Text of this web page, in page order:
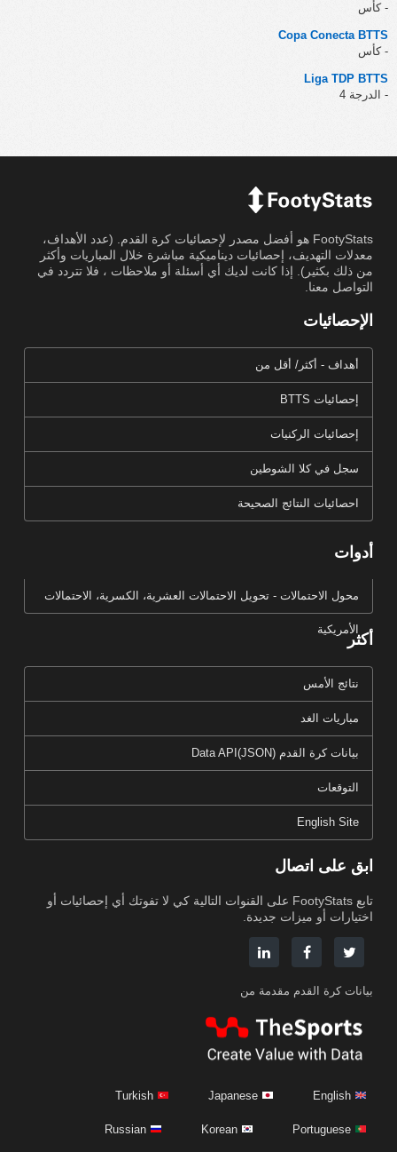
- كأس
Copa Conecta BTTS
- كأس
Liga TDP BTTS
- الدرجة 4
FootyStats هو أفضل مصدر لإحصائيات كرة القدم. (عدد الأهداف،
معدلات التهديف، إحصائيات ديناميكية مباشرة خلال المباريات وأكثر
من ذلك بكثير). إذا كانت لديك أي أسئلة أو ملاحظات ، فلا تتردد في
التواصل معنا.
الإحصائيات
أهداف - أكثر/ أقل من
إحصائيات BTTS
إحصائيات الركنيات
سجل في كلا الشوطين
احصائيات النتائج الصحيحة
أدوات
محول الاحتمالات - تحويل الاحتمالات العشرية، الكسرية، الاحتمالات
الأمريكية
أكثر
نتائج الأمس
مباريات الغد
بيانات كرة القدم Data API(JSON)
التوقعات
English Site
ابق على اتصال
تابع FootyStats على القنوات التالية كي لا تفوتك أي إحصائيات أو
اختيارات أو ميزات جديدة.
بيانات كرة القدم مقدمة من
English
Japanese
Turkish
Portuguese
Korean
Russian